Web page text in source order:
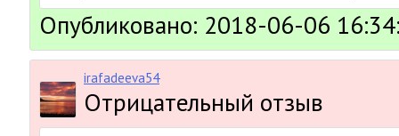
Опубликовано: 2018-06-06
irafadeeva54
Отрицательный отзыв